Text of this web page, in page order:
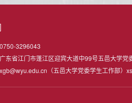
3296043
东省江门市蓬江区迎宾大道中99号五邑大学党
（五邑大学党委学生工作部）